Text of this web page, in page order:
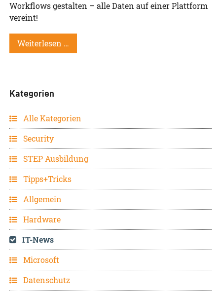
Workflows gestalten – alle Daten auf einer Plattform
vereint!
Weiterlesen …
Kategorien
Alle Kategorien
Security
STEP Ausbildung
Tipps+Tricks
Allgemein
Hardware
IT-News
Microsoft
Datenschutz